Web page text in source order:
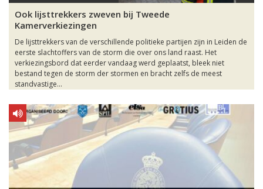
Ook lijsttrekkers zweven bij Tweede
Kamerverkiezingen
De lijsttrekkers van de verschillende politieke partijen zijn in Leiden de
eerste slachtoffers van de storm die over ons land raast. Het
verkiezingsbord dat eerder vandaag werd geplaatst, bleek niet
bestand tegen de storm der stormen en bracht zelfs de meest
standvastige...